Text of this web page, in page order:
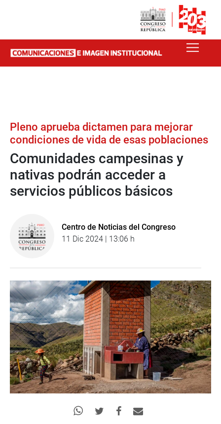
Pleno aprueba dictamen para mejorar
condiciones de vida de esas poblaciones
Comunidades campesinas y
nativas podrán acceder a
servicios públicos básicos
Centro de Noticias del Congreso
11 Dic 2024 | 13:06 h